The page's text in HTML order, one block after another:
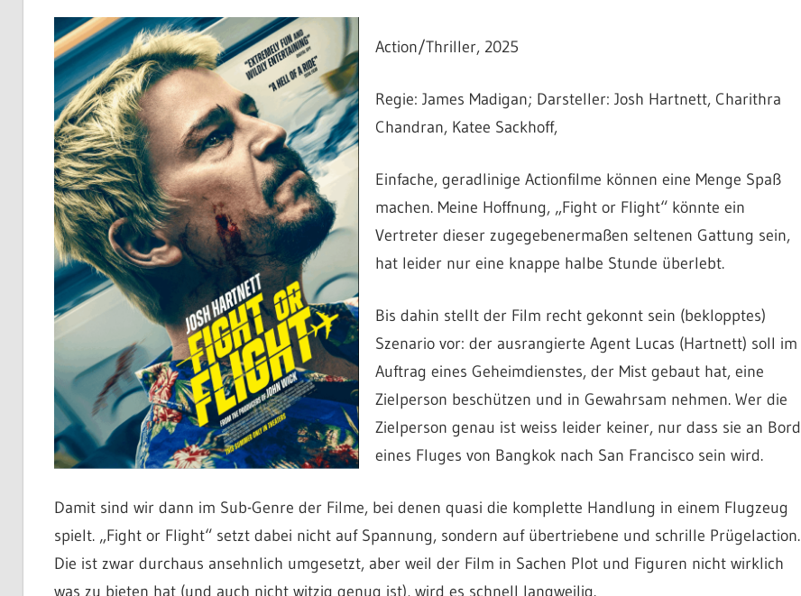
Action/Thriller, 2025
Regie: James Madigan; Darsteller: Josh Hartnett, Charithra
Chandran, Katee Sackhoff,
Einfache, geradlinige Actionfilme können eine Menge Spaß
machen. Meine Hoffnung, „Fight or Flight“ könnte ein
Vertreter dieser zugegebenermaßen seltenen Gattung sein,
hat leider nur eine knappe halbe Stunde überlebt.
Bis dahin stellt der Film recht gekonnt sein (beklopptes)
Szenario vor: der ausrangierte Agent Lucas (Hartnett) soll im
Auftrag eines Geheimdienstes, der Mist gebaut hat, eine
Zielperson beschützen und in Gewahrsam nehmen. Wer die
Zielperson genau ist weiss leider keiner, nur dass sie an Bord
eines Fluges von Bangkok nach San Francisco sein wird.
Damit sind wir dann im Sub-Genre der Filme, bei denen quasi die komplette Handlung in einem Flugzeug
spielt. „Fight or Flight“ setzt dabei nicht auf Spannung, sondern auf übertriebene und schrille Prügelaction.
Die ist zwar durchaus ansehnlich umgesetzt, aber weil der Film in Sachen Plot und Figuren nicht wirklich
was zu bieten hat (und auch nicht witzig genug ist), wird es schnell langweilig.